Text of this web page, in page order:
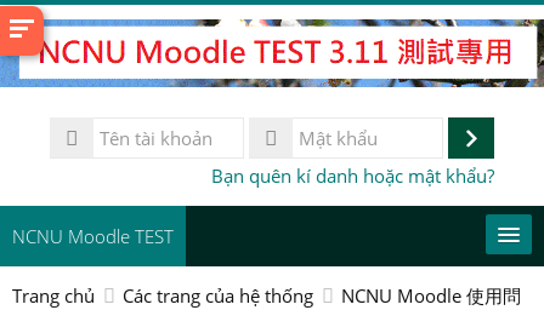
Chuyển
tới
nội
Tên
tài
Đăng
Bạn quên kí danh hoặc mật khẩu?
NCNU Moodle TEST
常用連結
Trang chủ Các trang của hệ thống
NCNU Moodle 使用問